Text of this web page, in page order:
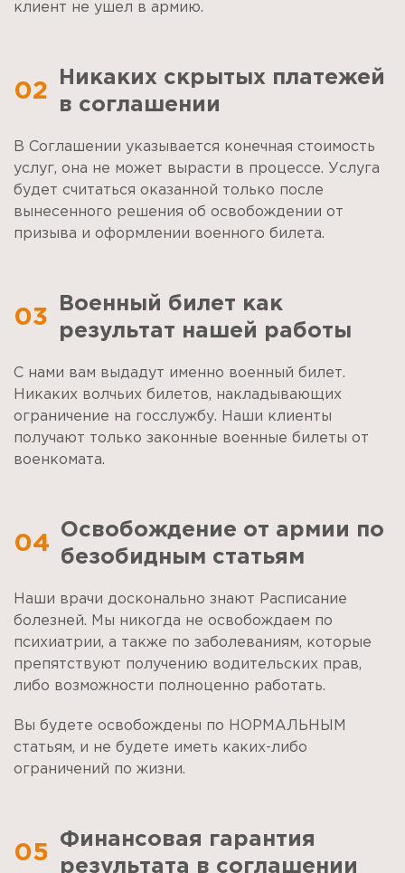
клиент не ушел в армию.
02
Никаких скрытых платежей
в соглашении
В Соглашении указывается конечная стоимость
услуг, она не может вырасти в процессе. Услуга
будет считаться оказанной только после
вынесенного решения об освобождении от
призыва и оформлении военного билета.
03
Военный билет как
результат нашей работы
С нами вам выдадут именно военный билет.
Никаких волчьих билетов, накладывающих
ограничение на госслужбу. Наши клиенты
получают только законные военные билеты от
военкомата.
04
Освобождение от армии по
безобидным статьям
Наши врачи досконально знают Расписание
болезней. Мы никогда не освобождаем по
психиатрии, а также по заболеваниям, которые
препятствуют получению водительских прав,
либо возможности полноценно работать.
Вы будете освобождены по НОРМАЛЬНЫМ
статьям, и не будете иметь каких-либо
ограничений по жизни.
05
Финансовая гарантия
результата в соглашении